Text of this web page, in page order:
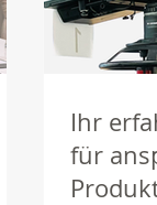
Ihr
für